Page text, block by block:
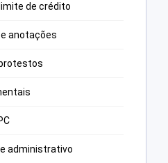
de crédito
anotações
administrativo